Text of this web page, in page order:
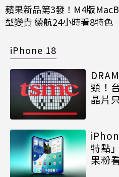
蘋果新品第3發！M4版
型變貴 續航24小時看8特色
iPhone 18
頸！
晶片
特點
果粉